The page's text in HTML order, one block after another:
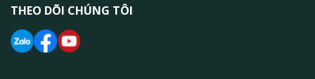
THEO DÕI CHÚNG TÔI